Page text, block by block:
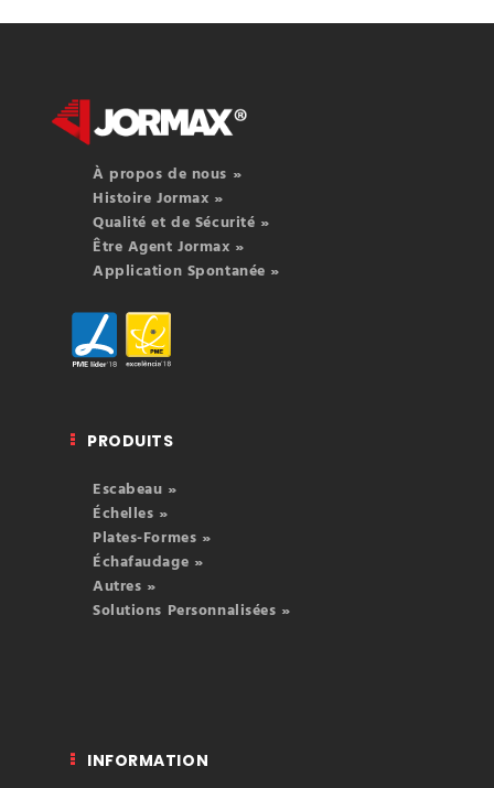
À propos de nous »
Histoire Jormax »
Qualité et de Sécurité »
Être Agent Jormax »
Application Spontanée »
PRODUITS
Escabeau »
Échelles »
Plates-Formes »
Échafaudage »
Autres »
Solutions Personnalisées »
INFORMATION